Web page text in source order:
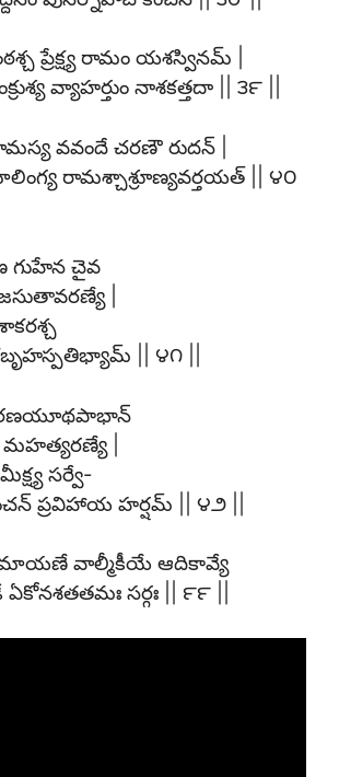
ప్రేక్ష్య రామం యశస్వినమ్ |
వ్యాహర్తుం నాశకత్తదా || ౩౯ ||
వవందే చరణౌ రుదన్ |
రామశ్చాశ్రూణ్యవర్తయత్ || ౪౦
గుహేన చైవ
|
|| ౪౧ ||
|
సర్వే-
ప్రవిహాయ హర్షమ్ || ౪౨ ||
వాల్మీకీయే ఆదికావ్యే
సర్గః || ౯౯ ||